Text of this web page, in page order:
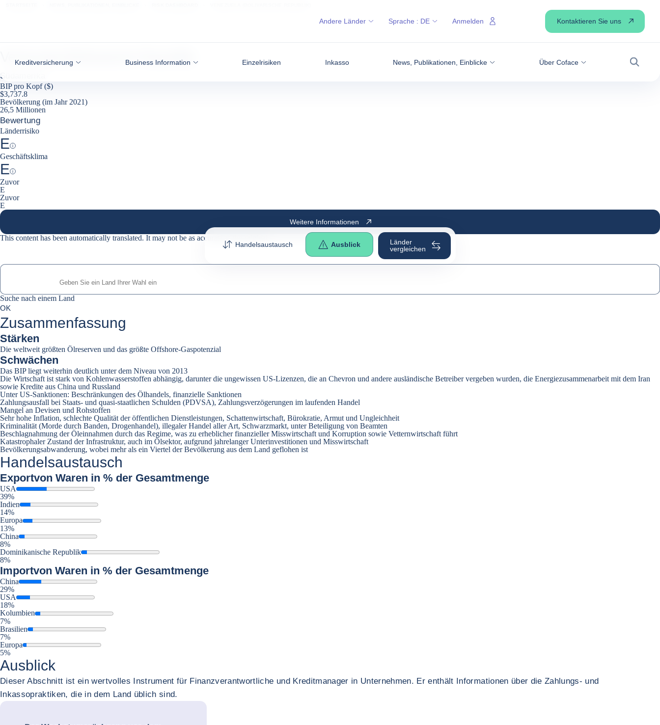
Kreditversicherung Business Information Einzelrisiken Inkasso News, Publikationen, Einblicke Über Coface
Suche
Andere Länder Sprache : DE Anmelden Kontaktieren Sie uns
Venezuela (Bolivarische Republik)
Südamerika
BIP pro Kopf ($)
$3,737.8
Bevölkerung (im Jahr 2021)
26,5 Millionen
Bewertung
Länderrisiko
E
Help
Geschäftsklima
E
Help
Zuvor
E
Zuvor
E
Weitere Informationen
This content has been automatically translated. It may not be as accurate as the
Handelsaustausch Ausblick
Länder
vergleichen
Suche nach einem Land
0suggestions
Suche nach einem Land
OK
Zusammenfassung
Stärken
Die weltweit größten Ölreserven und das größte Offshore-Gaspotenzial
Schwächen
Das BIP liegt weiterhin deutlich unter dem Niveau von 2013
Die Wirtschaft ist stark von Kohlenwasserstoffen abhängig, darunter die ungewissen US-Lizenzen, die an Chevron und andere ausländische Betreiber vergeben wurden, die Energiezusammenarbeit mit dem Iran
sowie Kredite aus China und Russland
Unter US-Sanktionen: Beschränkungen des Ölhandels, finanzielle Sanktionen
Zahlungsausfall bei Staats- und quasi-staatlichen Schulden (PDVSA), Zahlungsverzögerungen im laufenden Handel
Mangel an Devisen und Rohstoffen
Sehr hohe Inflation, schlechte Qualität der öffentlichen Dienstleistungen, Schattenwirtschaft, Bürokratie, Armut und Ungleichheit
Kriminalität (Morde durch Banden, Drogenhandel), illegaler Handel aller Art, Schwarzmarkt, unter Beteiligung von Beamten
Beschlagnahmung der Öleinnahmen durch das Regime, was zu erheblicher finanzieller Misswirtschaft und Korruption sowie Vetternwirtschaft führt
Katastrophaler Zustand der Infrastruktur, auch im Ölsektor, aufgrund jahrelanger Unterinvestitionen und Misswirtschaft
Bevölkerungsabwanderung, wobei mehr als ein Viertel der Bevölkerung aus dem Land geflohen ist
Handelsaustausch
Exportvon Waren in % der Gesamtmenge
USA
39%
Indien
14%
Europa
13%
China
8%
Dominikanische Republik
8%
Importvon Waren in % der Gesamtmenge
China
29%
USA
18%
Kolumbien
7%
Brasilien
7%
Europa
5%
Ausblick
Dieser Abschnitt ist ein wertvolles Instrument für Finanzverantwortliche und Kreditmanager in Unternehmen. Er enthält Informationen über die Zahlungs- und
Inkassopraktiken, die in dem Land üblich sind.